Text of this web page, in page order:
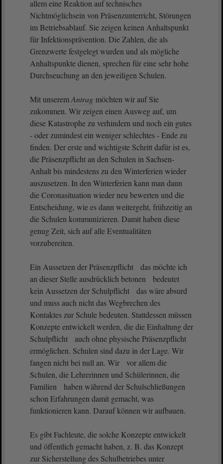
allem eine Reaktion auf technisches
Nichtmöglichsein von Präsenzunterricht, Störungen
im Betriebsablauf. Sie zeigen keinen Anhaltspunkt
für Infektionsprävention. Die Zahlen, die als
Grenzwerte festgelegt wurden und als mögliche
Anhaltspunkte dienen, sprechen für eine sehr hohe
Durchseuchung an den jeweiligen Schulen.
Mit unseremAntrag möchten wir auf Sie
zukommen. Wir zeigen einen Ausweg auf, um
diese Katastrophe zu verhindern und noch ein gutes
- oder zumindest ein weniger schlechtes - Ende zu
finden. Der erste und wichtigste Schritt dafür ist es,
die Präsenzpflicht an den Schulen in Sachsen-
Anhalt bis mindestens zu den Winterferien wieder
auszusetzen. In den Winterferien kann man dann
die Coronasituation wieder neu bewerten und die
Entscheidung, wie es dann weitergeht, frühzeitig an
die Schulen kommunizieren. Damit haben diese
genug Zeit, sich auf alle Eventualitäten
vorzubereiten.
Ein Aussetzen der Präsenzpflicht das möchte ich
an dieser Stelle ausdrücklich betonen bedeutet
kein Aussetzen der Schulpflicht das wäre absurd
und muss auch nicht das Wegbrechen des
Kontaktes zur Schule bedeuten. Stattdessen müssen
Konzepte entwickelt werden, die die Einhaltung der
Schulpflicht auch ohne physische Präsenzpflicht
ermöglichen. Schulen sind dazu in der Lage. Wir
fangen nicht bei null an. Wir vor allem die
Schulen, die Lehrerinnen und Schülerinnen, die
Familien haben während der Schulschließungen
schon Erfahrungen damit gemacht, was
funktionieren kann. Darauf können wir aufbauen.
Es gibt Fachleute, die solche Konzepte entwickelt
und öffentlich gemacht haben, z. B. das Konzept
zur Sicherstellung des Schulbetriebes unter